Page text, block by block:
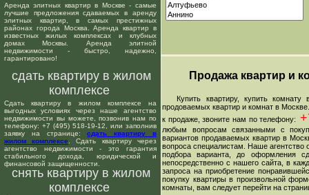
Аренда элитных квартир в Москве - самые
лучшие предложения сдаваемых в аренду
элитных квартир, в самых престижных
районах города Москва. Аренда квартир в
известных жилых комплексах и клубных
домах Москвы. Аренда элитной
недвижимости - быстро, надежно,
гарантировано!
сдать квартиру в жилом
комплексе
Сдать квартиру в жилом комплексе на
выгодных условиях через наше агентство
недвижимости вы можете, позвонив нам по
телефону: +7 (495) 518-19-12, или заполнив
заявку на странице:сдать квартиру в
жилом комплексе . Сдать квартиру через
агентство недвижимости - это гарантия
стабильного дохода, юридической и
финансовой защищенности.
снять квартиру в жилом
комплексе
Продажа квартир и
Купить квартиру, купить комнату
продоваемых квартир и комнат в
к продаже, звоните нам по телефону:
любым вопросам связанными с
вариантов продаваемых квартир в
вопроса специалистам. Наше агентство
подбора варианта, до оформления
непосредственно с нашего сайта, в
запроса на приобретение
покупку квартиры в произвольной
комнаты, вам следует перейти на